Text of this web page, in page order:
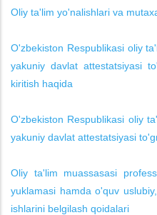
Oliy ta'lim yo'nalishlari va
O'zbekiston Respublikasi oliy
yakuniy davlat attestatsiyasi
kiritish haqida
O'zbekiston Respublikasi oliy
yakuniy davlat attestatsiyasi
Oliy ta'lim muassasasi
yuklamasi hamda o'quv
ishlarini belgilash qoidalari